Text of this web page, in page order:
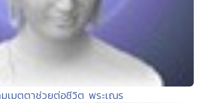
เมตตาช่วยต่อชีวิต พระเณร